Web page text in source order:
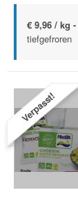
€ 9,96 / kg -
tiefgefroren
Verpasst!